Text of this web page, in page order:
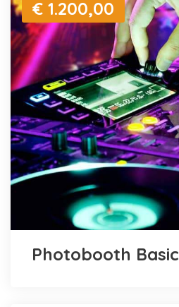
€ 1.200,00
Photobooth Basic